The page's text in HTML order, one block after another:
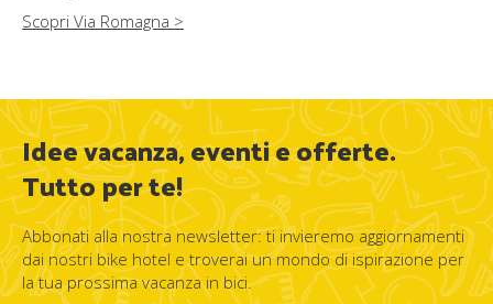
Scopri Via Romagna >
Idee vacanza, eventi e offerte.
Tutto per te!
Abbonati alla nostra newsletter: ti invieremo aggiornamenti
dai nostri bike hotel e troverai un mondo di ispirazione per
la tua prossima vacanza in bici.